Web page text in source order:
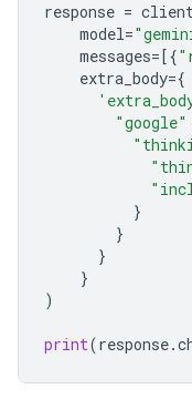
response =
model=
messages=[{
extra_body={
"google"
}
}
}
}
)
print(response.